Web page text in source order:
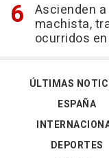
Ascienden
machista,
ocurridos
ÚLTIMAS
ESPAÑA
DEPORTES